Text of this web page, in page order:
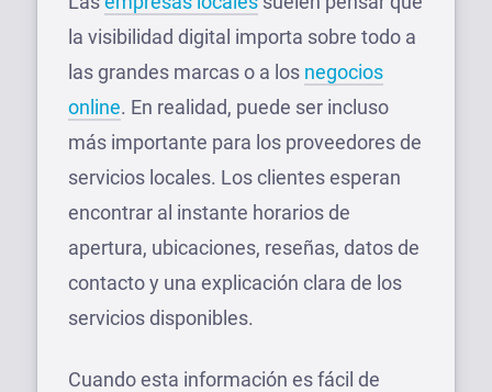
la visibilidad digital importa sobre todo a
las grandes marcas o a los negocios
online. En realidad, puede ser incluso
más importante para los proveedores de
servicios locales. Los clientes esperan
encontrar al instante horarios de
apertura, ubicaciones, reseñas, datos de
contacto y una explicación clara de los
servicios disponibles.
Cuando esta información es fácil de